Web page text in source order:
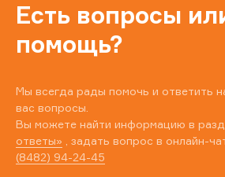
Есть вопросы
помощь?
Мы всегда рады помочь и ответить
вас вопросы.
Вы можете найти информацию в
ответы» , задать вопрос в онлайн-
(8482) 94-24-45